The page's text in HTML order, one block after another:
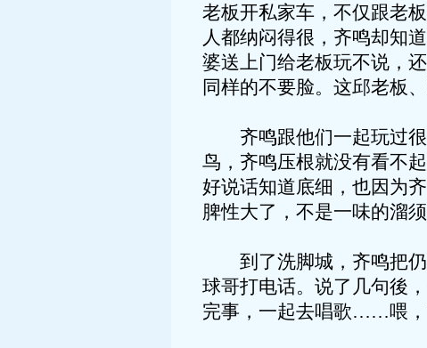
老板开私家车，不仅跟老
人都纳闷得很，齐鸣却知
婆送上门给老板玩不说，
同样的不要脸。这邱老板
齐鸣跟他们一起玩过很
鸟，齐鸣压根就没有看不
好说话知道底细，也因为
脾性大了，不是一味的溜
到了洗脚城，齐鸣把仍
球哥打电话。说了几句後
完事，一起去唱歌……喂，